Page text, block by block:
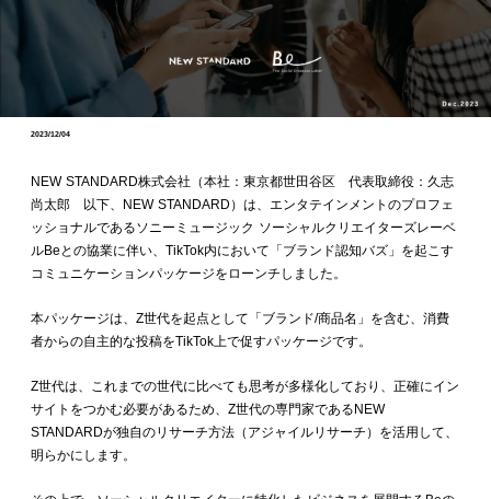
2023/12/04
NEW STANDARD株式会社（本社：東京都世田谷区 代表取締役：久志
尚太郎 以下、NEW STANDARD）は、エンタテインメントのプロフェ
ッショナルであるソニーミュージック ソーシャルクリエイターズレーベ
ルBeとの協業に伴い、TikTok内において「ブランド認知バズ」を起こす
コミュニケーションパッケージをローンチしました。
本パッケージは、Z世代を起点として「ブランド/商品名」を含む、消費
者からの自主的な投稿をTikTok上で促すパッケージです。
Z世代は、これまでの世代に比べても思考が多様化しており、正確にイン
サイトをつかむ必要があるため、Z世代の専門家であるNEW
STANDARDが独自のリサーチ方法（アジャイルリサーチ）を活用して、
明らかにします。